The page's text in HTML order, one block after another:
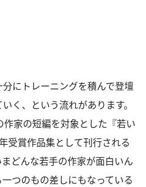
分にトレーニングを積んで登壇
く、という流れがあります。
家の短編を対象とした『若い
受賞作品集として刊行される
どんな若手の作家が面白いん
つのもの差しにもなっている